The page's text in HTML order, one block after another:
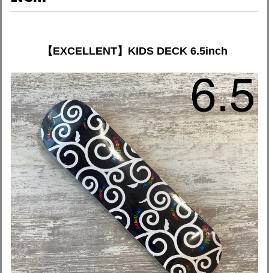
【EXCELLENT】KIDS DECK 6.5inch